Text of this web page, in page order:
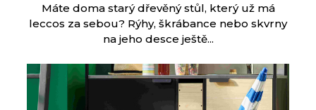
Máte doma starý dřevěný stůl, který už má
leccos za sebou? Rýhy, škrábance nebo skvrny
na jeho desce ještě...